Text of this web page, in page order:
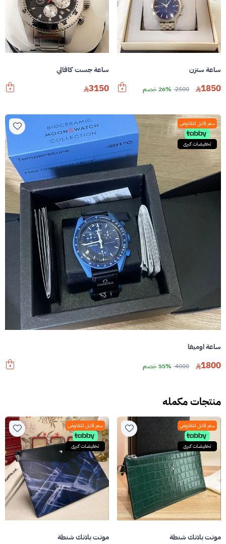
ساعة ستزن
1850
2500 26% خصم
ساعة جست كافالي
3150
سعر قابل للتفاوض
تخفيضات كبرى
ساعة اوميغا
1800
4000 55% خصم
منتجات مكمله
سعر قابل للتفاوض
تخفيضات كبرى
مونت بلانك شنطة
سعر قابل للتفاوض
تخفيضات كبرى
مونت بلانك شنطة